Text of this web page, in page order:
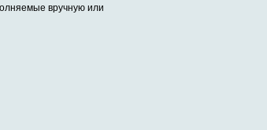
вручную или